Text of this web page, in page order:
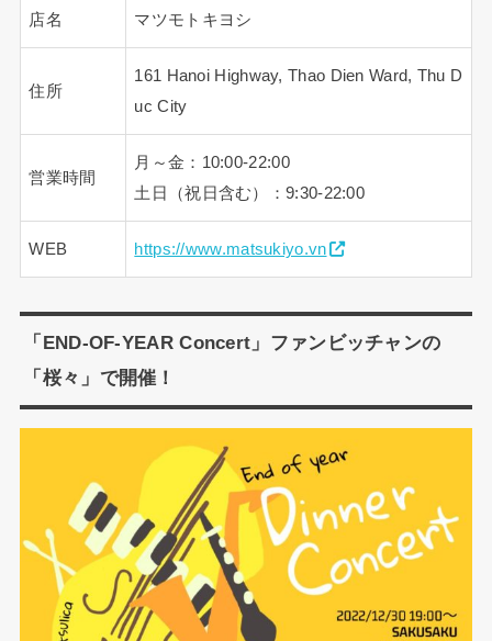
店名 マツモトキヨシ
住所
161 Hanoi Highway, Thao Dien Ward, Thu D
uc City
営業時間
月～金：10:00-22:00
土日（祝日含む）：9:30-22:00
WEB https://www.matsukiyo.vn
「END-OF-YEAR Concert」ファンビッチャンの
「桜々」で開催！